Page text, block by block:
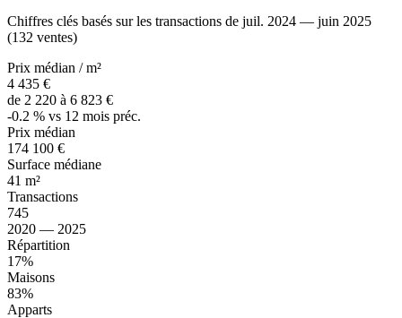
Chiffres clés basés sur les transactions de juil. 2024 — juin 2025
(132 ventes)
Prix médian / m²
4 435 €
de 2 220 à 6 823 €
-0.2 % vs 12 mois préc.
Prix médian
174 100 €
Surface médiane
41 m²
Transactions
745
2020 — 2025
Répartition
17%
Maisons
83%
Apparts